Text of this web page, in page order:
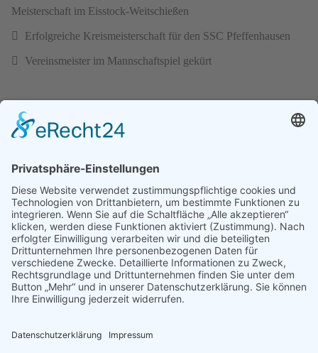
Meisterschaft im Eisstock-Weitschießen
Erfolgreiche Kreismeisterschaft für den SSC Pfeffenhausen
Vereinsmeister im Mannschaftspiel gekürt
1
7
Seite 1 von 14
Kontakt
@ssc-pfeffenhausen.de